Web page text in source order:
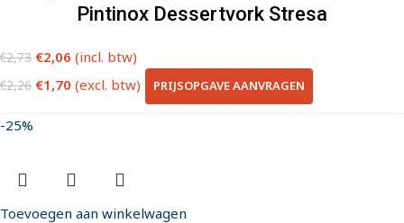
Pintinox Dessertvork Stresa
€2,73 €2,06 (incl. btw)
€2,26 €1,70 (excl. btw) PRIJSOPGAVE AANVRAGEN
-25%
Toevoegen aan winkelwagen